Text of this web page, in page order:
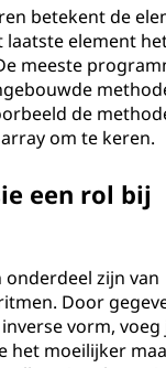
betekent de
element
meeste
de
om te keren.
een rol bij
onderdeel zijn van
Door
vorm, voeg
het moeilijker